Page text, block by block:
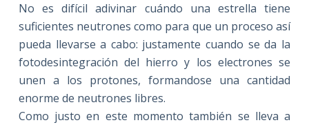
No es difícil adivinar cuándo una estrella tiene
suficientes neutrones como para que un proceso así
pueda llevarse a cabo: justamente cuando se da la
fotodesintegración del hierro y los electrones se
unen a los protones, formandose una cantidad
enorme de neutrones libres.
Como justo en este momento también se lleva a